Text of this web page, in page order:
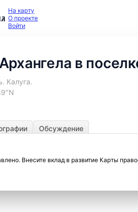
На карту
О проекте
Войти
в
Калуга.
Обсуждение
Внесите вклад в развитие Карты